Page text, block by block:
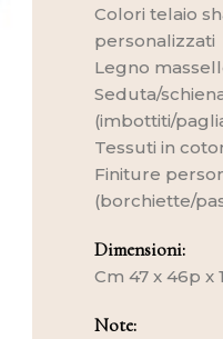
Colori telaio
personalizzati
Legno
Seduta/
(imbottiti/
Tessuti in
Finiture
(borchiette/
Dimensioni:
Cm 47 x 46p x
Note: